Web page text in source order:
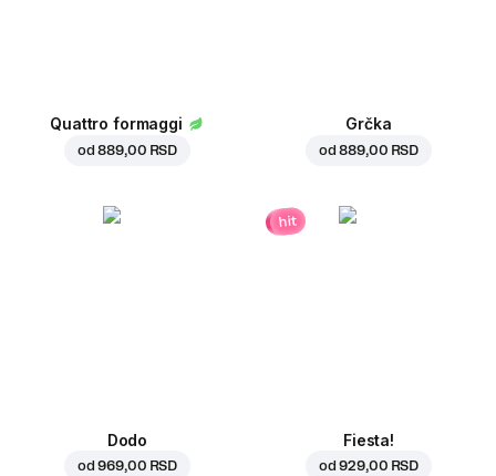
Quattro formaggi
od889,00 RSD
Grčka
od889,00 RSD
Dodo
od969,00 RSD
hit
Fiesta!
od929,00 RSD